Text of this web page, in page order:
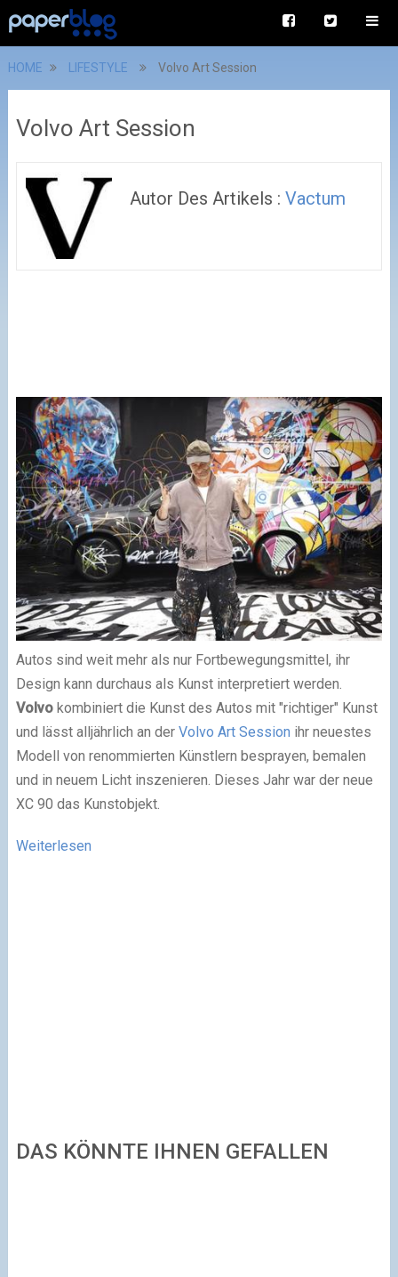
HOME LIFESTYLE Volvo Art Session
Volvo Art Session
Autor Des Artikels :Vactum
Autos sind weit mehr als nur Fortbewegungsmittel, ihr
Design kann durchaus als Kunst interpretiert werden.
Volvokombiniert die Kunst des Autos mit "richtiger" Kunst
und lässt alljährlich an der Volvo Art Session ihr neuestes
Modell von renommierten Künstlern besprayen, bemalen
und in neuem Licht inszenieren. Dieses Jahr war der neue
XC 90 das Kunstobjekt.
Weiterlesen
DAS KÖNNTE IHNEN GEFALLEN